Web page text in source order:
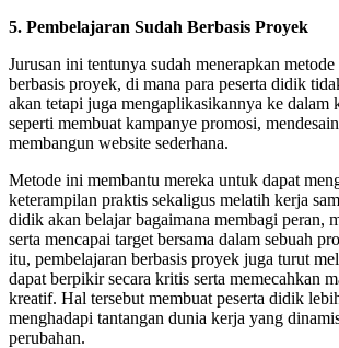
5. Pembelajaran Sudah Berbasis Proyek
Jurusan ini tentunya sudah menerapkan
berbasis proyek, di mana para peserta didik
akan tetapi juga mengaplikasikannya ke dalam
seperti membuat kampanye promosi,
membangun website sederhana.
Metode ini membantu mereka untuk dapat
keterampilan praktis sekaligus melatih kerja
didik akan belajar bagaimana membagi peran,
serta mencapai target bersama dalam sebuah
itu, pembelajaran berbasis proyek juga turut
dapat berpikir secara kritis serta memecahkan
kreatif. Hal tersebut membuat peserta didik
menghadapi tantangan dunia kerja yang
perubahan.